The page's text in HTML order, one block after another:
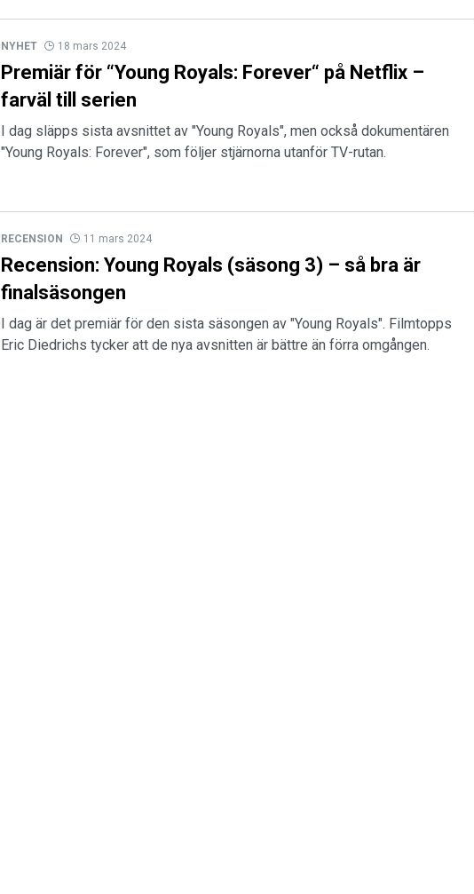
NYHET 18 mars 2024
Premiär för “Young Royals: Forever“ på Netflix –
farväl till serien
I dag släpps sista avsnittet av "Young Royals", men också dokumentären
"Young Royals: Forever", som följer stjärnorna utanför TV-rutan.
RECENSION 11 mars 2024
Recension: Young Royals (säsong 3) – så bra är
finalsäsongen
I dag är det premiär för den sista säsongen av "Young Royals". Filmtopps
Eric Diedrichs tycker att de nya avsnitten är bättre än förra omgången.